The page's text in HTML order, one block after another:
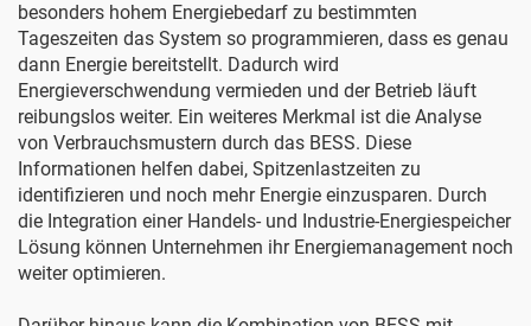
besonders hohem Energiebedarf zu bestimmten
Tageszeiten das System so programmieren, dass es genau
dann Energie bereitstellt. Dadurch wird
Energieverschwendung vermieden und der Betrieb läuft
reibungslos weiter. Ein weiteres Merkmal ist die Analyse
von Verbrauchsmustern durch das BESS. Diese
Informationen helfen dabei, Spitzenlastzeiten zu
identifizieren und noch mehr Energie einzusparen. Durch
die Integration einer Handels- und Industrie-Energiespeicher
Lösung können Unternehmen ihr Energiemanagement noch
weiter optimieren.